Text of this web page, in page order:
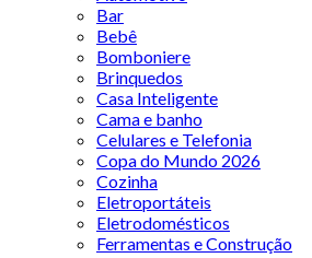
Bar
Bebê
Bomboniere
Brinquedos
Casa Inteligente
Cama e banho
Celulares e Telefonia
Copa do Mundo 2026
Cozinha
Eletroportáteis
Eletrodomésticos
Ferramentas e Construção